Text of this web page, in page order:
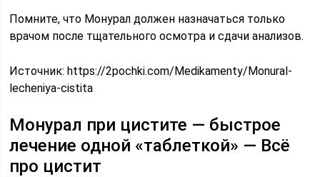
Помните, что Монурал должен назначаться только
врачом после тщательного осмотра и сдачи анализов.
Источник:https://2pochki.com/Medikamenty/Monural-
lecheniya-cistita
Монурал при цистите — быстрое
лечение одной «таблеткой» — Всё
про цистит